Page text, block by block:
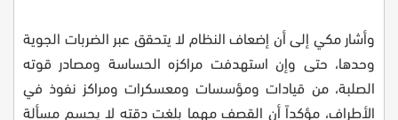
وأشار مكي إلى أن إضعاف النظام لا يتحقق عبر الضربات الجوية
وحدها، حتى وإن استهدفت مراكزه الحساسة ومصادر قوته
الصلبة، من قيادات ومؤسسات ومعسكرات ومراكز نفوذ في
الأطراف، مؤكداً أن القصف مهما بلغت دقته لا يحسم مسألة